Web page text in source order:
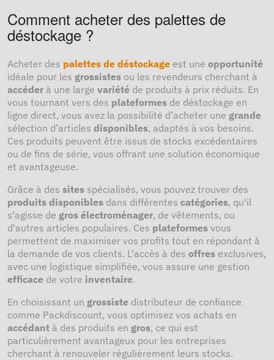
Comment acheter des palettes de
déstockage ?
Acheter des palettes de déstockage est une opportunité
idéale pour les grossistes ou les revendeurs cherchant à
accéder à une large variété de produits à prix réduits. En
vous tournant vers des plateformes de déstockage en
ligne direct, vous avez la possibilité d’acheter une grande
sélection d’articles disponibles, adaptés à vos besoins.
Ces produits peuvent être issus de stocks excédentaires
ou de fins de série, vous offrant une solution économique
et avantageuse.
Grâce à des sites spécialisés, vous pouvez trouver des
produits disponibles dans différentes catégories, qu'il
s'agisse de gros électroménager, de vêtements, ou
d'autres articles populaires. Ces plateformes vous
permettent de maximiser vos profits tout en répondant à
la demande de vos clients. L'accès à des offres exclusives,
avec une logistique simplifiée, vous assure une gestion
efficace de votre inventaire.
En choisissant un grossiste distributeur de confiance
comme Packdiscount, vous optimisez vos achats en
accédant à des produits en gros, ce qui est
particulièrement avantageux pour les entreprises
cherchant à renouveler régulièrement leurs stocks.